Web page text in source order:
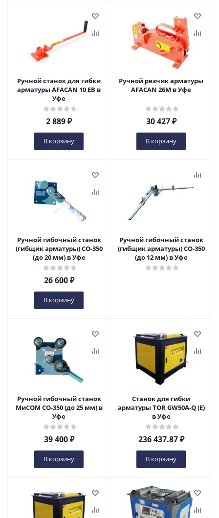
Ручной станок для гибки
арматуры AFACAN 10 EB в
Уфе
2 889₽
В корзину
Ручной резчик арматуры
AFACAN 26М в Уфе
30 427₽
В корзину
Ручной гибочный станок
(гибщик арматуры) СО-350
(до 20 мм) в Уфе
26 600₽
В корзину
Ручной гибочный станок
(гибщик арматуры) СО-350
(до 12 мм) в Уфе
Ручной гибочный станок
МиСОМ СО-350 (до 25 мм) в
Уфе
39 400₽
В корзину
Станок для гибки
арматуры TOR GW50A-Q (E)
в Уфе
236 437.87₽
В корзину